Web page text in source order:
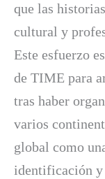
que las
cultural y
Este esfuerzo
de TIME para
tras haber
varios
global como
identificación y